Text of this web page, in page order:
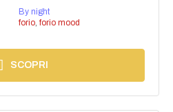
By night
forio, forio mood
SCOPRI